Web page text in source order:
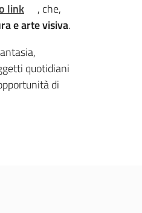
link
, che,
e arte visiva.
quotidiani
di